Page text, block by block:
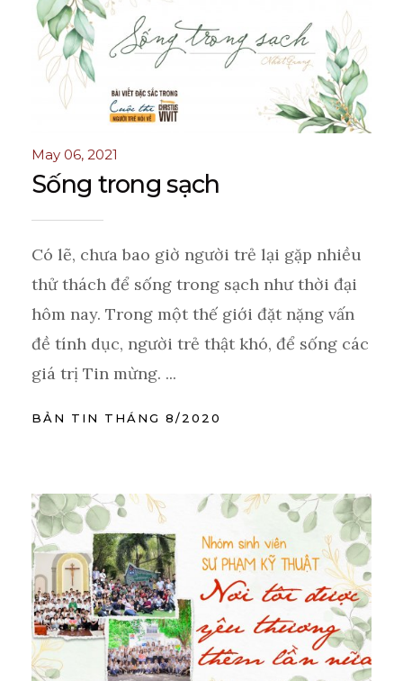
May 06, 2021
Sống trong sạch
Có lẽ, chưa bao giờ người trẻ lại gặp nhiều
thử thách để sống trong sạch như thời đại
hôm nay. Trong một thế giới đặt nặng vấn
đề tính dục, người trẻ thật khó, để sống các
giá trị Tin mừng. ...
BẢN TIN THÁNG 8/2020